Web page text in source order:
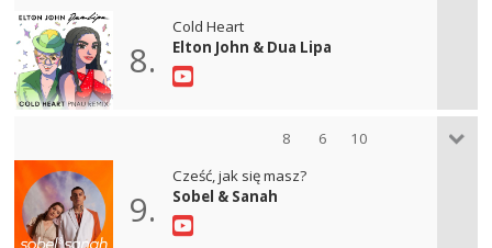
8.
Cold Heart
Elton John & Dua Lipa
8 6 10
9.
Cześć, jak się masz?
Sobel & Sanah